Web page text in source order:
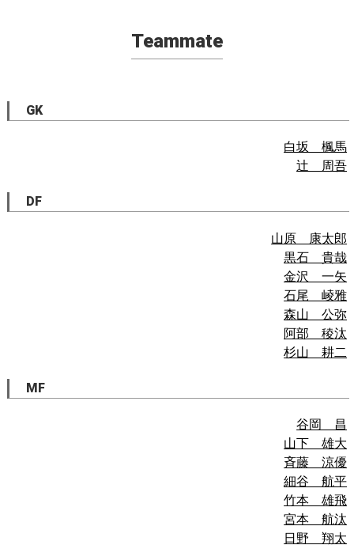
Teammate
GK
白坂 楓馬
辻 周吾
DF
山原 康太郎
黒石 貴哉
金沢 一矢
石尾 崚雅
森山 公弥
阿部 稜汰
杉山 耕二
MF
谷岡 昌
山下 雄大
斉藤 涼優
細谷 航平
竹本 雄飛
宮本 航汰
日野 翔太